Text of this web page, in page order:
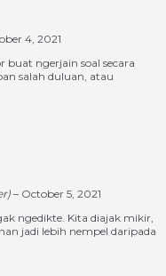
4, 2021
ngerjain soal secara
salah duluan, atau
– October 5, 2021
ngedikte. Kita diajak mikir,
jadi lebih nempel daripada